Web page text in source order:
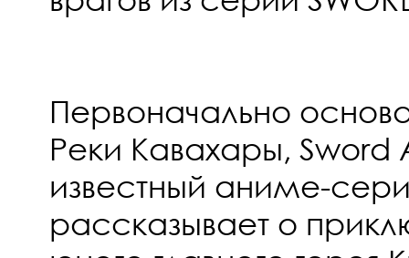
Первоначально
Реки Кавахары, Sword
известный аниме-
рассказывает о